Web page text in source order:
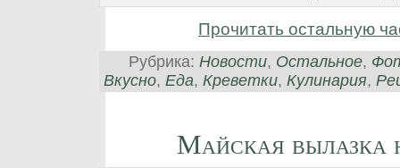
Прочитать остальную
Рубрика: Новости, Остальное,
Вкусно, Еда, Креветки, Кулинария,
Майская вылазка